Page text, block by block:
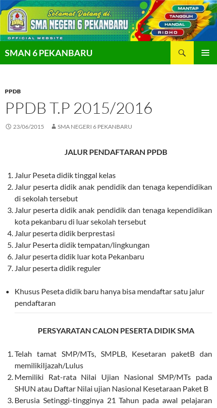
Langsung
ke
SMAN 6 PEKANBARU
PPDB
PPDB T.P 2015/2016
23/06/2015 SMA NEGERI 6 PEKANBARU
JALUR PENDAFTARAN PPDB
Jalur Peseta didik tinggal kelas
Jalur peserta didik anak pendidik dan tenaga kependidikan
di sekolah tersebut
Jalur peserta didik anak pendidik dan tenaga kependidikan
kota pekanbaru di luar sekolah tersebut
Jalur peserta didik berprestasi
Jalur Peserta didik tempatan/lingkungan
Jalur peserta didik luar kota Pekanbaru
Jalur peserta didik reguler
Khusus Peseta didik baru hanya bisa mendaftar satu jalur
pendaftaran
PERSYARATAN CALON PESERTA DIDIK SMA
Telah tamat SMP/MTs, SMPLB, Kesetaran paketB dan
memilikiIjazah/Lulus
Memiliki Rat-rata Nilai Ujian Nasional SMP/MTs pada
SHUN atau Daftar Nilai ujian Nasional Kesetaraan Paket B
Berusia Setinggi-tingginya 21 Tahun pada awal pelajaran